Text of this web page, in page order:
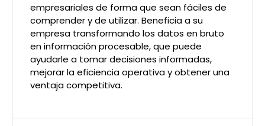
empresariales de forma que sean fáciles de
comprender y de utilizar. Beneficia a su
empresa transformando los datos en bruto
en información procesable, que puede
ayudarle a tomar decisiones informadas,
mejorar la eficiencia operativa y obtener una
ventaja competitiva.